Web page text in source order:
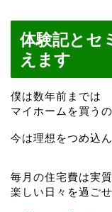
体験記とセ
えます
僕は数年前までは
マイホームを買う
今は理想をつめ込
毎月の住宅費は実
楽しい日々を過ご